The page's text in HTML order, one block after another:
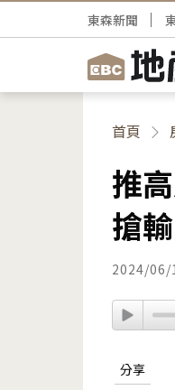
東森新聞
首頁
推
搶輸
2024/06/
分享